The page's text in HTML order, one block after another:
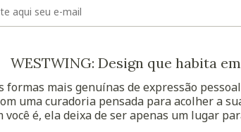
WESTWING: Design que habita
mais genuínas de expressão
uma curadoria pensada para acolher a
é, ela deixa de ser apenas um lugar